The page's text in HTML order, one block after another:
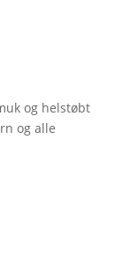
og helstøbt
og alle